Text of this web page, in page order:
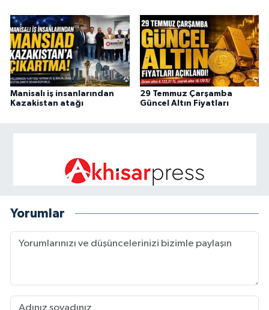
Manisalı iş insanlarından
Kazakistan atağı
29 Temmuz Çarşamba
Güncel Altın Fiyatları
Yorumlar